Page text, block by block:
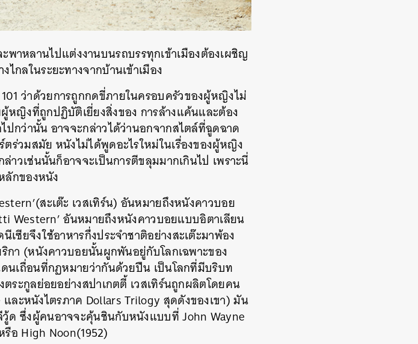
าหลานไปแต่งงานบนรถบรรทุกเข้าเมืองต้องเผชิญ
กลในระยะทางจากบ้านเข้าเมือง
ว่าด้วยการถูกกดขี่ภายในครอบครัวของผู้หญิงไม่
หญิงที่ถูกปฏิบัติเยี่ยงสิ่งของ การล้างแค้นและต้อง
กว่านั้น อาจจะกล่าวได้ว่านอกจากสไตล์ที่ฉูดฉาด
ร่วมสมัย หนังไม่ได้พูดอะไรใหม่ในเรื่องของผู้หญิง
าวเช่นนั้นก็อาจจะเป็นการตีขลุมมากเกินไป เพราะนี่
ลักของหนัง
สะเต๊ะ เวสเทิร์น) อันหมายถึงหนังคาวบอย
Western’ อันหมายถึงหนังคาวบอยแบบอิตาเลียน
ซียจึงใช้อาหารกึ่งประจำชาติอย่างสะเต๊ะมาพ้อง
กา (หนังคาวบอยนั้นผูกพันอยู่กับโลกเฉพาะของ
นเถื่อนที่กฏหมายว่ากันด้วยปืน เป็นโลกที่มีบริบท
ระกูลย่อยอย่างสปาเกตตี้ เวสเทิร์นถูกผลิตโดยคน
ละหนังไตรภาค Dollars Trilogy สุดดังของเขา) มัน
ด ซึ่งผู้คนอาจจะคุ้นชินกับหนังแบบที่ John Wayne
อ High Noon(1952)
LINE EMAIL